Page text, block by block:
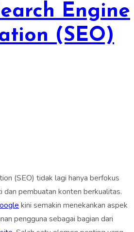
Engine
(SEO)
(SEO) tidak lagi hanya berfokus
dan pembuatan konten berkualitas.
kini semakin menekankan aspek
pengguna sebagai bagian dari